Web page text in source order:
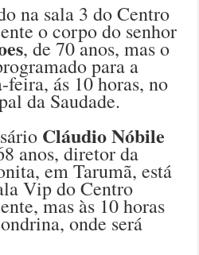
na sala 3 do Centro
o corpo do senhor
, de 70 anos, mas o
para a
feira, ás 10 horas, no
da Saudade.
Cláudio Nóbile
anos, diretor da
em Tarumã, está
Vip do Centro
mas às 10 horas
onde será